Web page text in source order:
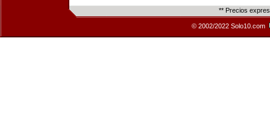
** Precios
© 2002/2022 Solo10.com